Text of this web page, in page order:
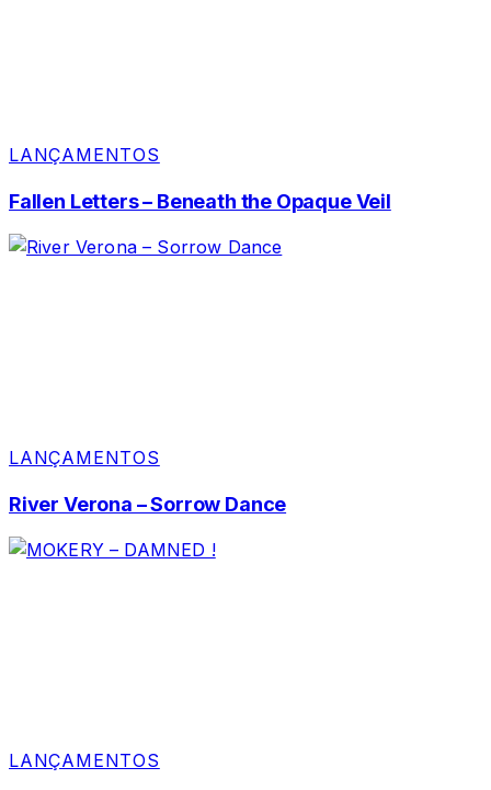
LANÇAMENTOS
Fallen Letters – Beneath the Opaque Veil
LANÇAMENTOS
River Verona – Sorrow Dance
LANÇAMENTOS